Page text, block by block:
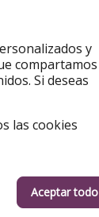
en
y
compartamos
Si deseas
las cookies
Aceptar todo